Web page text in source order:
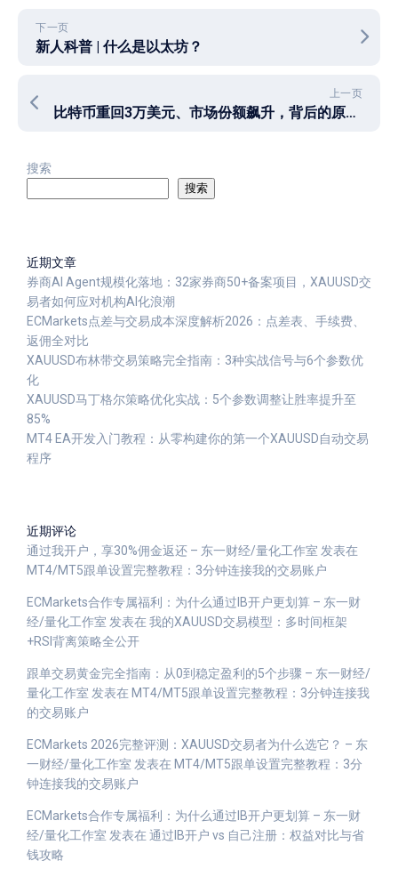
下一页
新人科普 | 什么是以太坊？
上一页
比特币重回3万美元、市场份额飙升，背后的原因是什么？
搜索
搜索
近期文章
券商AI Agent规模化落地：32家券商50+备案项目，XAUUSD交
易者如何应对机构AI化浪潮
ECMarkets点差与交易成本深度解析2026：点差表、手续费、
返佣全对比
XAUUSD布林带交易策略完全指南：3种实战信号与6个参数优
化
XAUUSD马丁格尔策略优化实战：5个参数调整让胜率提升至
85%
MT4 EA开发入门教程：从零构建你的第一个XAUUSD自动交易
程序
近期评论
通过我开户，享30%佣金返还 – 东一财经/量化工作室 发表在
MT4/MT5跟单设置完整教程：3分钟连接我的交易账户
ECMarkets合作专属福利：为什么通过IB开户更划算 – 东一财
经/量化工作室 发表在 我的XAUUSD交易模型：多时间框架
+RSI背离策略全公开
跟单交易黄金完全指南：从0到稳定盈利的5个步骤 – 东一财经/
量化工作室 发表在 MT4/MT5跟单设置完整教程：3分钟连接我
的交易账户
ECMarkets 2026完整评测：XAUUSD交易者为什么选它？ – 东
一财经/量化工作室 发表在 MT4/MT5跟单设置完整教程：3分
钟连接我的交易账户
ECMarkets合作专属福利：为什么通过IB开户更划算 – 东一财
经/量化工作室 发表在 通过IB开户 vs 自己注册：权益对比与省
钱攻略